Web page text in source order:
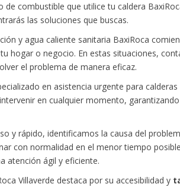
combustible que utilice tu caldera
las soluciones que buscas.
y agua caliente sanitaria BaxiRoca
hogar o negocio. En estas situaciones,
el problema de manera eficaz.
en asistencia urgente para calderas
en cualquier momento,
y rápido, identificamos la causa del
con normalidad en el menor tiempo
atención ágil y eficiente.
Villaverde destaca por su accesibilidad y